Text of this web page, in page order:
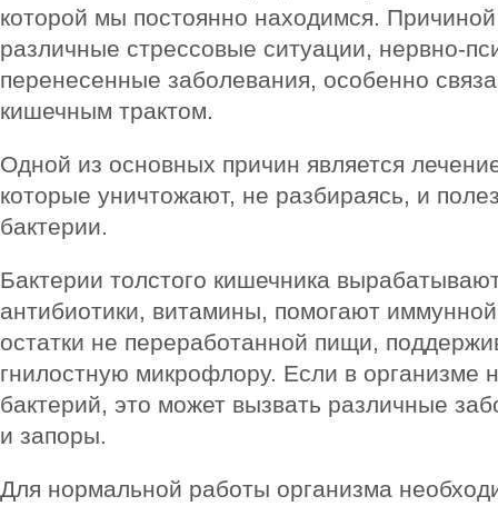
которой мы постоянно находимся.
различные стрессовые ситуации, нервно-
перенесенные заболевания, особенно
кишечным трактом.
Одной из основных причин является
которые уничтожают, не разбираясь, и
бактерии.
Бактерии толстого кишечника
антибиотики, витамины, помогают
остатки не переработанной пищи,
гнилостную микрофлору. Если в организме
бактерий, это может вызвать различные
и запоры.
Для нормальной работы организма